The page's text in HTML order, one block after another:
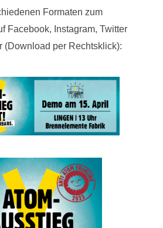
Formaten zum
Facebook, Instagram, Twitter
(Download per Rechtsklick):